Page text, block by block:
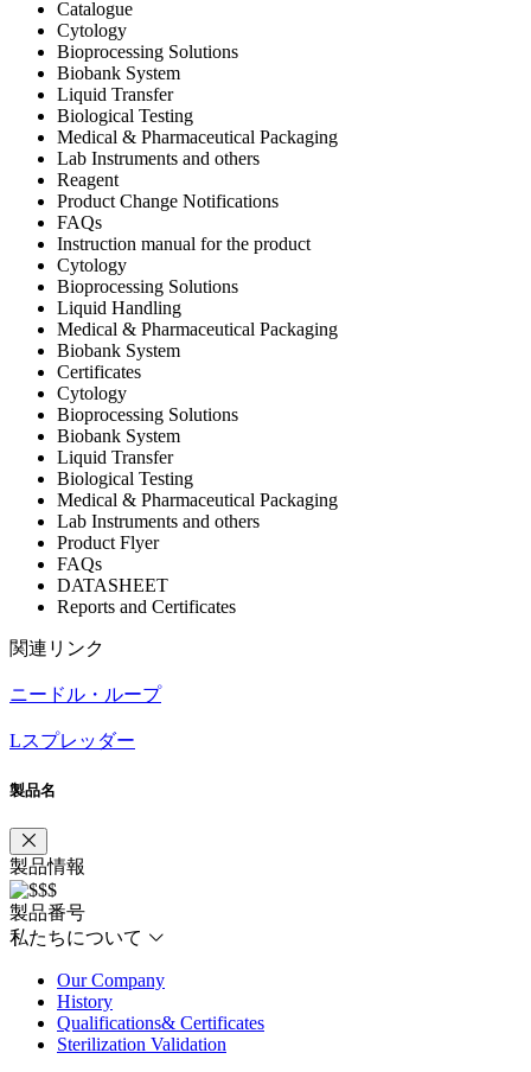
Catalogue
Cytology
Bioprocessing Solutions
Biobank System
Liquid Transfer
Biological Testing
Medical & Pharmaceutical Packaging
Lab Instruments and others
Reagent
Product Change Notifications
FAQs
Instruction manual for the product
Cytology
Bioprocessing Solutions
Liquid Handling
Medical & Pharmaceutical Packaging
Biobank System
Certificates
Cytology
Bioprocessing Solutions
Biobank System
Liquid Transfer
Biological Testing
Medical & Pharmaceutical Packaging
Lab Instruments and others
Product Flyer
FAQs
DATASHEET
Reports and Certificates
関連リンク
ニードル・ループ
Lスプレッダー
製品名
製品情報
製品番号
私たちについて
Our Company
History
Qualifications& Certificates
Sterilization Validation